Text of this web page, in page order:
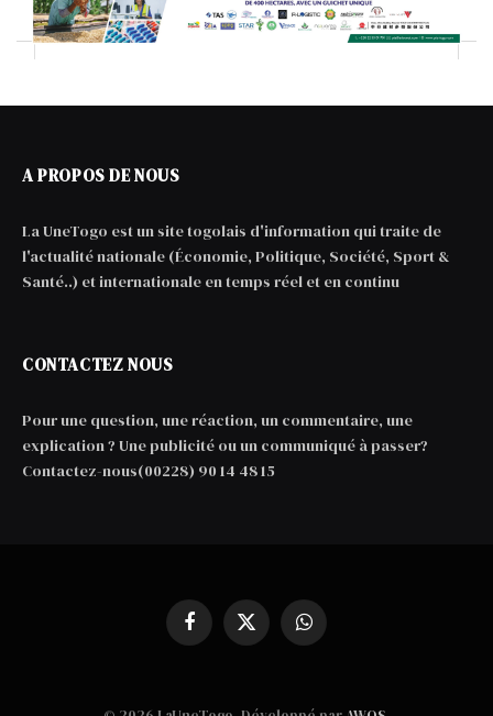
A PROPOS DE NOUS
La UneTogo est un site togolais d'information qui traite de
l'actualité nationale (Économie, Politique, Société, Sport &
Santé..) et internationale en temps réel et en continu
CONTACTEZ NOUS
Pour une question, une réaction, un commentaire, une
explication ? Une publicité ou un communiqué à passer?
Contactez-nous(00228) 90 14 48 15
Facebook
X
WhatsApp